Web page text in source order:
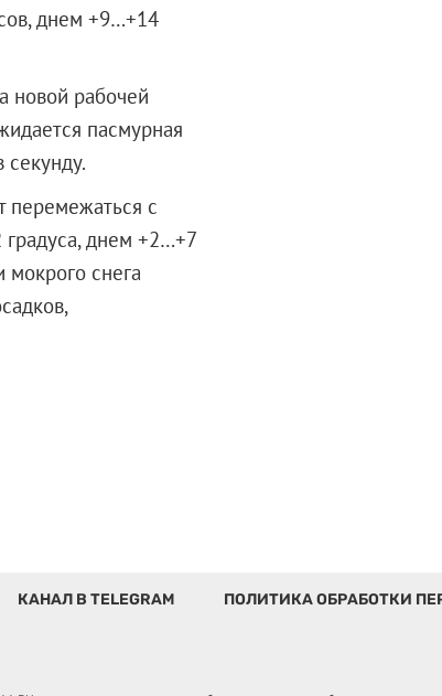
днем +9…+14
новой рабочей
пасмурная
секунду.
перемежаться с
днем +2…+7
снега
КАНАЛ В TELEGRAM
ПОЛИТИКА ОБРАБОТКИ